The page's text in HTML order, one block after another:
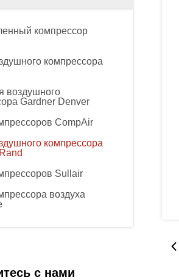
компрессор
компрессора
воздушного
Gardner Denver
CompAir
компрессора
Sullair
воздуха
с нами